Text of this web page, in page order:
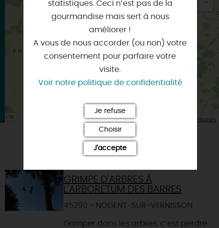
×
Itinéraire vers
CHATILLON-COLIGNY
Leaflet| Map data © OpenStreetMap contributors
VOUS AIMEREZ AUSSI
GRIMPE D'ARBRES À
L'ARBORETUM DES BARRES
45290 - NOGENT-SUR-VERNISSON
Grimper dans les arbres, c’est perdre
statistiques. Ceci n’est pas de la
gourmandise mais sert à nous
améliorer !
A vous de nous accorder (ou non) votre
consentement pour parfaire votre
visite.
Voir notre politique de confidentialité
Je refuse
Choisir
J'accepte